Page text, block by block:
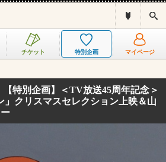
ス
チケット 特別企画 マイページ
【特別企画】＜TV放送45周年記念＞
クリスマスセレクション上映＆山